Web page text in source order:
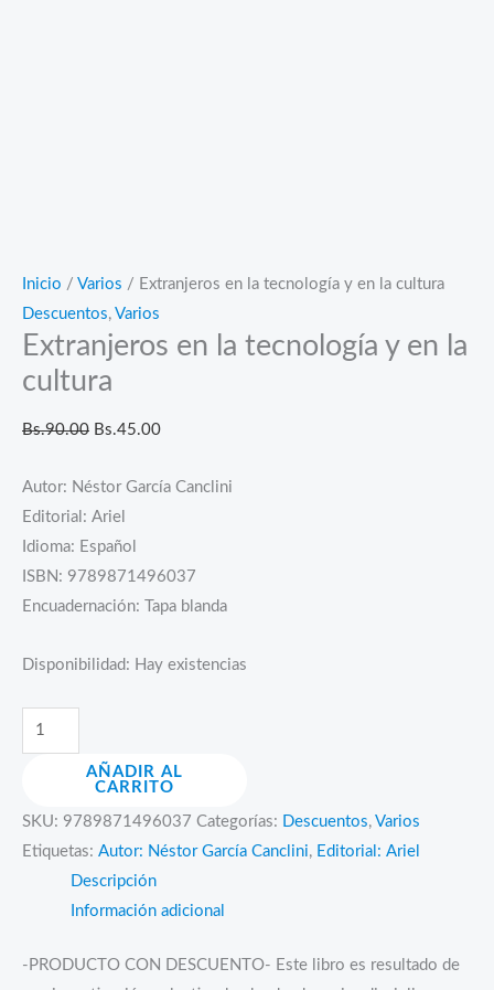
Inicio / Varios / Extranjeros en la tecnología y en la cultura
Descuentos, Varios
Extranjeros en la tecnología y en la
cultura
Bs.90.00 El
original
era:
Bs.90.00.
Bs.45.00El
actual
Autor: Néstor García Canclini
Editorial: Ariel
Idioma: Español
ISBN: 9789871496037
Encuadernación: Tapa blanda
Disponibilidad: Hay existencias
Extranjeros
en
tecnología
y
cantidad
AÑADIR AL
CARRITO
SKU: 9789871496037 Categorías: Descuentos, Varios
Etiquetas: Autor: Néstor García Canclini, Editorial: Ariel
Descripción
Información adicional
-PRODUCTO CON DESCUENTO- Este libro es resultado de